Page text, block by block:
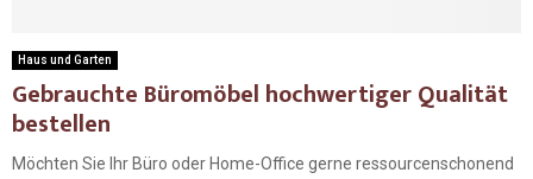
Haus und Garten
Gebrauchte Büromöbel hochwertiger Qualität
bestellen
Möchten Sie Ihr Büro oder Home-Office gerne ressourcenschonend